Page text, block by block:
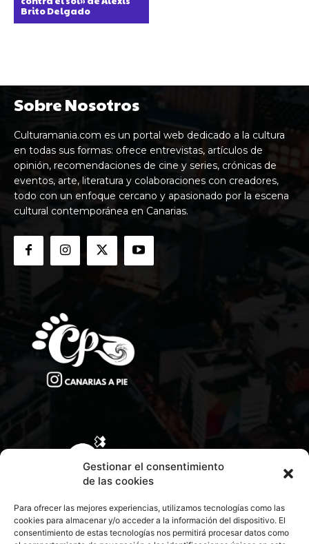
Gestionar el consentimiento
de las cookies
Para ofrecer las mejores experiencias, utilizamos tecnologías como las
cookies para almacenar y/o acceder a la información del dispositivo. El
consentimiento de estas tecnologías nos permitirá procesar datos como
Brito Delgado
Sobre Nosotros
Culturamania.com es un portal web dedicado a la cultura
en todas sus formas: ofrece entrevistas, artículos de
opinión, recomendaciones de cine y series, crónicas de
eventos, arte, literatura y colaboraciones con creadores,
todo con un enfoque cercano y apasionado por la escena
cultural contemporánea en Canarias.